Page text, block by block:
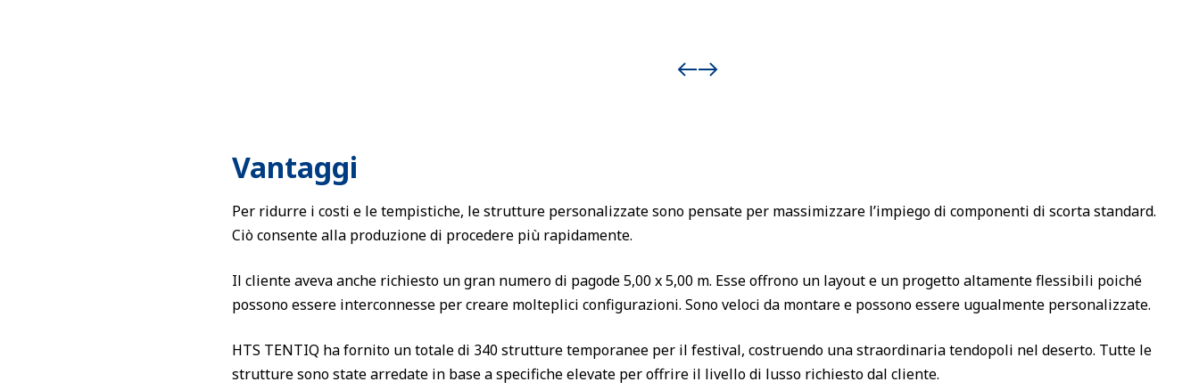
Vantaggi
Per ridurre i costi e le tempistiche, le strutture personalizzate sono pensate per massimizzare l’impiego di componenti di scorta standard.
Ciò consente alla produzione di procedere più rapidamente.
Il cliente aveva anche richiesto un gran numero di pagode 5,00 x 5,00 m. Esse offrono un layout e un progetto altamente flessibili poiché
possono essere interconnesse per creare molteplici configurazioni. Sono veloci da montare e possono essere ugualmente personalizzate.
HTS TENTIQ ha fornito un totale di 340 strutture temporanee per il festival, costruendo una straordinaria tendopoli nel deserto. Tutte le
strutture sono state arredate in base a specifiche elevate per offrire il livello di lusso richiesto dal cliente.